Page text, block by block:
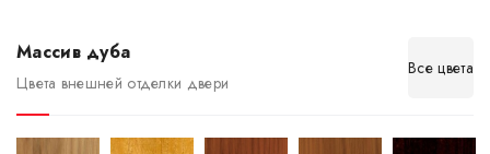
Массив дуба
Цвета внешней отделки двери
Все цвета